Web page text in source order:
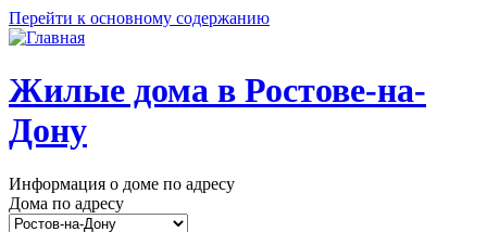
Перейти к основному содержанию
Жилые дома в Ростове-на-
Дону
Информация о доме по адресу
Дома по адресу